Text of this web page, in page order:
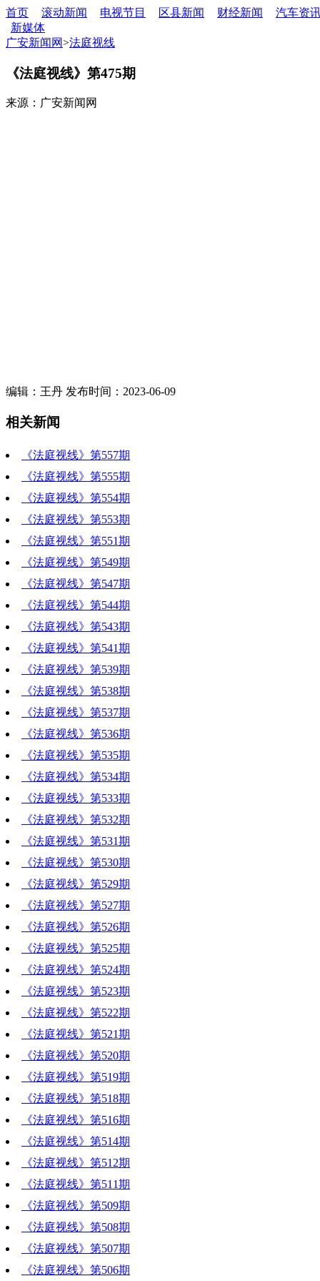
首页 滚动新闻 电视节目 区县新闻 财经新闻
汽车资
新媒体
广安新闻网>法庭视线
《法庭视线》第475期
来源：广安新闻网
编辑：王丹 发布时间：2023-06-09
相关新闻
《法庭视线》第557期
《法庭视线》第555期
《法庭视线》第554期
《法庭视线》第553期
《法庭视线》第551期
《法庭视线》第549期
《法庭视线》第547期
《法庭视线》第544期
《法庭视线》第543期
《法庭视线》第541期
《法庭视线》第539期
《法庭视线》第538期
《法庭视线》第537期
《法庭视线》第536期
《法庭视线》第535期
《法庭视线》第534期
《法庭视线》第533期
《法庭视线》第532期
《法庭视线》第531期
《法庭视线》第530期
《法庭视线》第529期
《法庭视线》第527期
《法庭视线》第526期
《法庭视线》第525期
《法庭视线》第524期
《法庭视线》第523期
《法庭视线》第522期
《法庭视线》第521期
《法庭视线》第520期
《法庭视线》第519期
《法庭视线》第518期
《法庭视线》第516期
《法庭视线》第514期
《法庭视线》第512期
《法庭视线》第511期
《法庭视线》第509期
《法庭视线》第508期
《法庭视线》第507期
《法庭视线》第506期